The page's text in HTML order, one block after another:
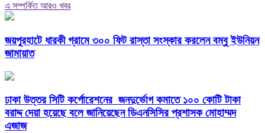
এ সম্পর্কিত আরও খবর
জয়পুরহাটে ধারকী গ্রামে ৩০০ ফিট রাস্তা সংস্কার করলেন বম্বু ইউনিয়ন
জামায়াত
ঢাকা উত্তর সিটি কর্পোরেশনের জনদুর্ভোগ কমাতে ১০০ কোটি টাকা
বরাদ্দ দেয়া হয়েছে বলে জানিয়েছেন ডিএনসিসির প্রশাসক মোহাম্মদ
এজাজ